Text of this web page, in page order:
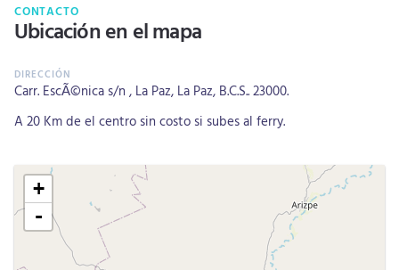
CONTACTO
Ubicación en el mapa
Carr. EscÃ©nica s/n , La Paz, La Paz, B.C.S.. 23000.
A 20 Km de el centro sin costo si subes al ferry.
+
-